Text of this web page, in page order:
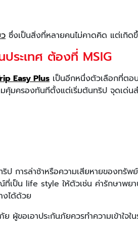
ซึ่งเป็นสิ่งที่หลายคนไม่คาดคิด แต่เกิด
ประเทศ ต้องที่ MSIG
Easy Plus เป็นอีกหนึ่งตัวเลือกที่ตอ
คุ้มครองทันทีตั้งแต่เริ่มต้นทริป จุดเด่น
การล่าช้าหรือความเสียหายของทรั
ป็น life style ให้ตัวเช่น ค่ารักษาพย
งได้ด้วย
ผู้ขอเอาประกันภัยควรทำความเข้าใจ